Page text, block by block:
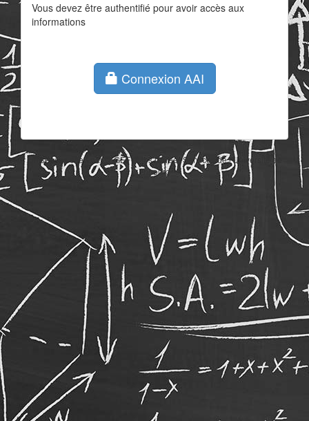
Vous devez être authentifié pour avoir accès aux
informations
Connexion AAI
Un service offert par l'AGEF et les Career Services de l'Université de
Fribourg